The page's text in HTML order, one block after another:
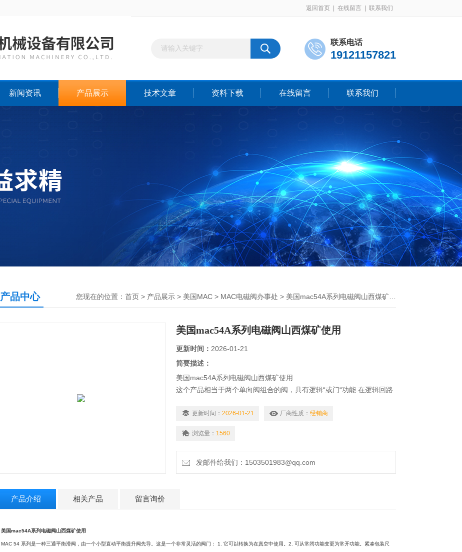
返回首页 在线留言 联系我们
联系电话
19121157821
新闻资讯 产品展示 技术文章 资料下载 在线留言 联系我们
产品中心 您现在的位置： 首页 > 产品展示 > 美国MAC > MAC电磁阀办事处 > 美国mac54A系列电磁阀山西煤矿使用
美国mac54A系列电磁阀山西煤矿使用
更新时间： 2026-01-21
简要描述：
美国mac54A系列电磁阀山西煤矿使用
这个产品相当于两个单向阀组合的阀，具有逻辑“或门“功能.在逻辑回路
在换向过程中存在路路通过程，因此当某一接口进气量或排气量非常小
途停止，造成阀的动作失灵。所以在使用时因注意，不要在某一接口处
采用变径接头造成通路过小。
更新时间： 2026-01-21 厂商性质： 经销商
浏览量： 1560
发邮件给我们：1503501983@qq.com
产品介绍 相关产品 留言询价
美国mac54A系列电磁阀山西煤矿使用
MAC 54 系列是一种三通平衡滑阀，由一个小型直动平衡提升阀先导。这是一个非常灵活的阀门： 1. 它可以转换为在真空中使用。2. 可从常闭功能变更为常开功能。紧凑包装尺